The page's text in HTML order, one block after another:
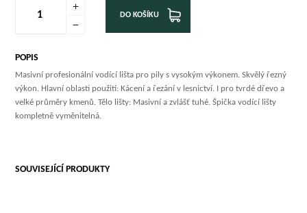
DO KOŠÍKU
POPIS
Masivní profesionální vodící lišta pro pily s vysokým výkonem. Skvělý řezný
výkon. Hlavní oblasti použití: Kácení a řezání v lesnictví. I pro tvrdé dřevo a
velké průměry kmenů. Tělo lišty: Masivní a zvlášť tuhé. Špička vodící lišty
kompletně vyměnitelná.
SOUVISEJÍCÍ PRODUKTY